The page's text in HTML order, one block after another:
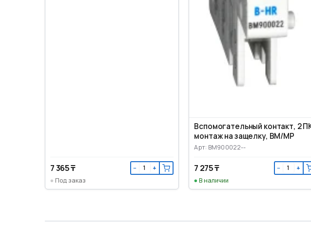
7 365 ₸ − +
Под заказ
Вспомогательный контакт, 2 ПК,
монтаж на защелку, ВМ/МР
Арт: BM900022--
7 275 ₸ − +
В наличии